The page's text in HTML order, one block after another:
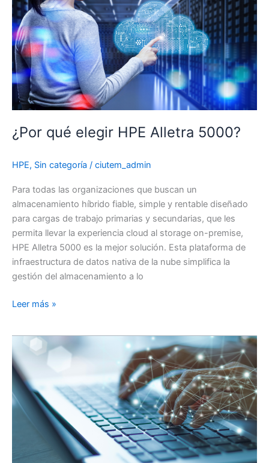
críticas
una
experiencia
cloud
con
HPE
Alletra
9000
¿Por qué elegir HPE Alletra 5000?
HPE, Sin categoría / ciutem_admin
Para todas las organizaciones que buscan un
almacenamiento híbrido fiable, simple y rentable diseñado
para cargas de trabajo primarias y secundarias, que les
permita llevar la experiencia cloud al storage on-premise,
HPE Alletra 5000 es la mejor solución. Esta plataforma de
infraestructura de datos nativa de la nube simplifica la
gestión del almacenamiento a lo
¿Por
HPE
Alletra
5000?
Leer más »